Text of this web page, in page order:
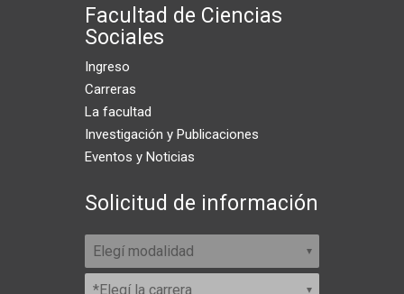
Facultad de Ciencias
Sociales
Ingreso
Carreras
La facultad
Investigación y Publicaciones
Eventos y Noticias
Solicitud de información